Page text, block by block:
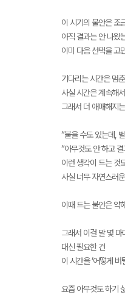
이 시기의 불안은 조
아직 결과는 안 나왔
이미 다음 선택을 고
기다리는 시간은 멈
사실 시간은 계속해
그래서 더 애매해지
“붙을 수도 있는데,
“아무것도 안 하고
이런 생각이 드는 것
사실 너무 자연스러
이때 드는 불안은 약
그래서 이걸 말 몇
대신 필요한 건
이 시간을 ‘어떻게
요즘 아무것도 하기